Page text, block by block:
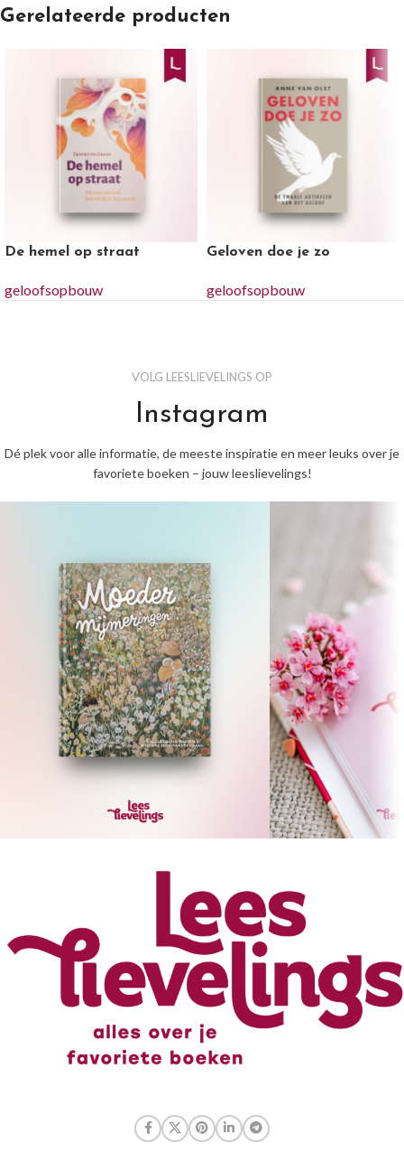
Gerelateerde producten
De hemel op straat
geloofsopbouw
Geloven doe je zo
geloofsopbouw
VOLG LEESLIEVELINGS OP
Instagram
Dé plek voor alle informatie, de meeste inspiratie en meer leuks over je
favoriete boeken – jouw leeslievelings!